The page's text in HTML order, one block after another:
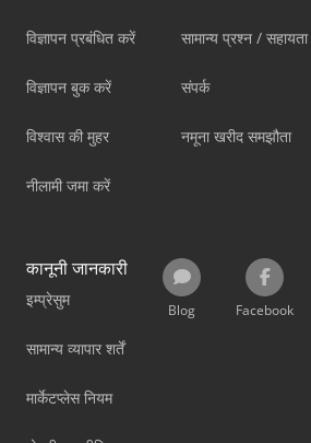
विज्ञापन प्रबंधित करें
विज्ञापन बुक करें
विश्वास की मुहर
नीलामी जमा करें
सामान्य प्रश्न / सहायता
संपर्क
नमूना खरीद समझौता
कानूनी जानकारी
इम्प्रेसुम
सामान्य व्यापार शर्तें
मार्केटप्लेस नियम
Blog Facebook